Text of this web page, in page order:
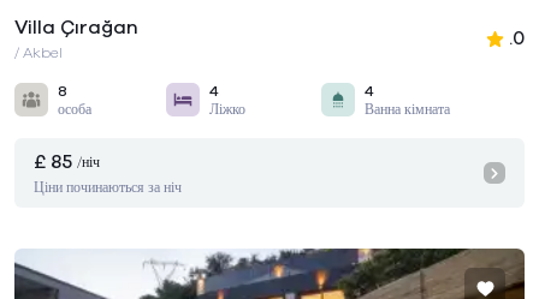
Villa Çırağan
/ Akbel
.0
8
особа
4
Ліжко
4
Ванна кімната
£ 85 /ніч
Ціни починаються за ніч